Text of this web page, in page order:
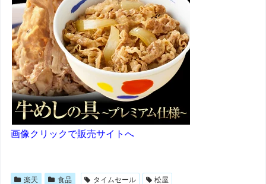
画像クリックで販売サイトへ
楽天 食品 タイムセール 松屋